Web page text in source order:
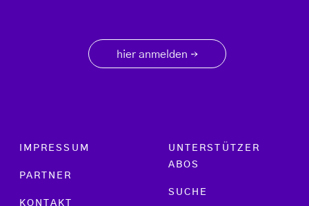
hier anmelden →
Footer menu
IMPRESSUM
PARTNER
KONTAKT
UNTERSTÜTZER
ABOS
SUCHE